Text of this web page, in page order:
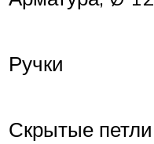
Ручки
Скрытые петли